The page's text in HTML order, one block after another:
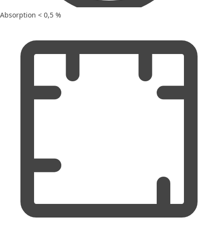
Absorption < 0,5 %